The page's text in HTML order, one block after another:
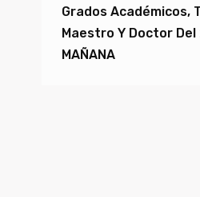
Grados Académicos,
Maestro Y Doctor Del
MAÑANA